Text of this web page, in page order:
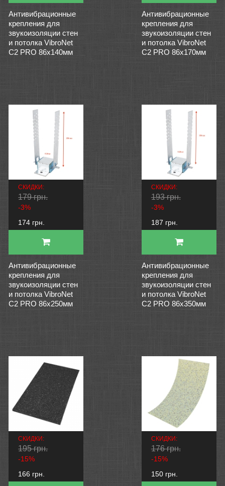
Антивибрационные
крепления для
звукоизоляции стен
и потолка VibroNet
C2 PRO 86x140мм
Антивибрационные
крепления для
звукоизоляции стен
и потолка VibroNet
C2 PRO 86x170мм
СКИДКИ:
179 грн.
-3%
174 грн.
Антивибрационные
крепления для
звукоизоляции стен
и потолка VibroNet
C2 PRO 86x250мм
СКИДКИ:
193 грн.
-3%
187 грн.
Антивибрационные
крепления для
звукоизоляции стен
и потолка VibroNet
C2 PRO 86x350мм
СКИДКИ:
195 грн.
-15%
166 грн.
СКИДКИ:
176 грн.
-15%
150 грн.